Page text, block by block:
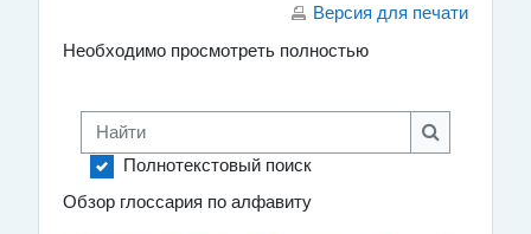
Версия для печати
Необходимо просмотреть полностью
Найти
Найти
Полнотекстовый поиск
Обзор глоссария по алфавиту